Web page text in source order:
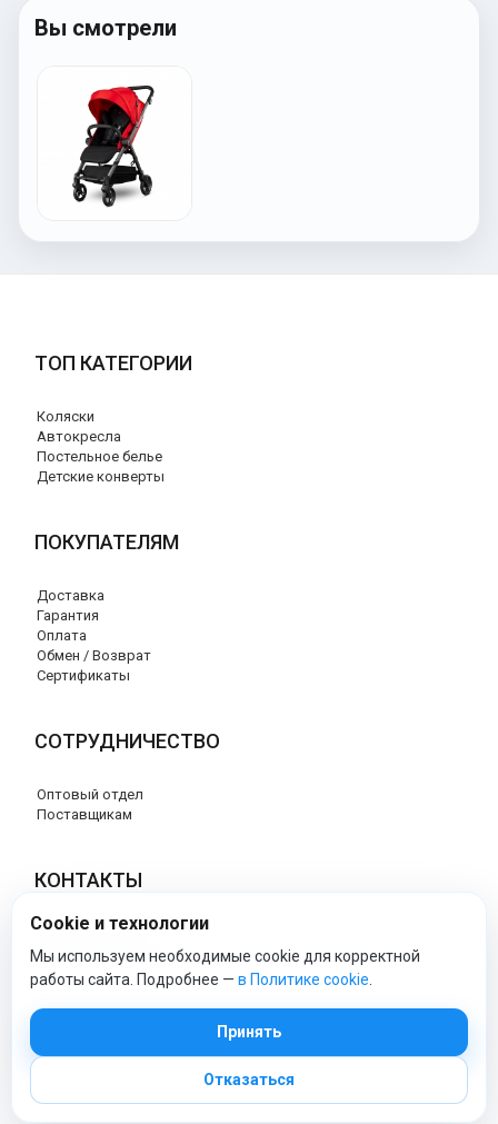
Вы смотрели
ТОП КАТЕГОРИИ
Коляски
Автокресла
Постельное белье
Детские конверты
ПОКУПАТЕЛЯМ
Доставка
Гарантия
Оплата
Обмен / Возврат
Сертификаты
СОТРУДНИЧЕСТВО
Оптовый отдел
Поставщикам
КОНТАКТЫ
8 (800) 707-76-34
info@esspero-market.ru
© 2026 Esspero-market.ru
Политика обработки персональных данных
| Политика cookie
Cookie и технологии
Мы используем необходимые cookie для корректной
работы сайта. Подробнее — в Политике cookie
Принять
Отказаться